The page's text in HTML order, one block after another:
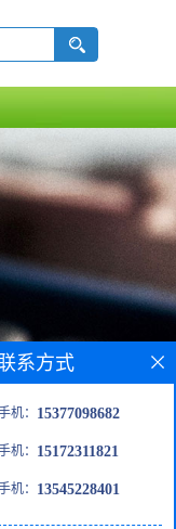
系方式
机： 15377098682
机： 15172311821
机： 13545228401